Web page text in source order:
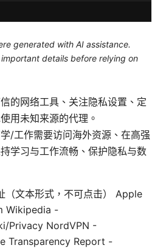
generated with AI assistance.
details before relying on
的网络工具、关注隐私设置、定
用未知来源的代理。
/工作需要访问海外资源、在高强
学习与工作流畅、保护隐私与数
（文本形式，不可点击） Apple
Wikipedia -
Privacy NordVPN -
Transparency Report -